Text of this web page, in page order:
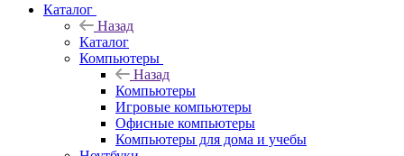
Каталог
Назад
Каталог
Компьютеры
Назад
Компьютеры
Игровые компьютеры
Офисные компьютеры
Компьютеры для дома и учебы